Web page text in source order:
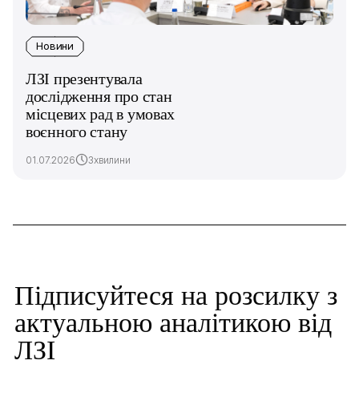
Новини
ЛЗІ презентувала
дослідження про стан
місцевих рад в умовах
воєнного стану
01.07.2026 3хвилини
Підписуйтеся на розсилку з
актуальною аналітикою від
ЛЗІ